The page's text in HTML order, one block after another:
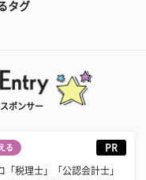
タグ
ポンサー
る PR
「税理士」「公認会計士」